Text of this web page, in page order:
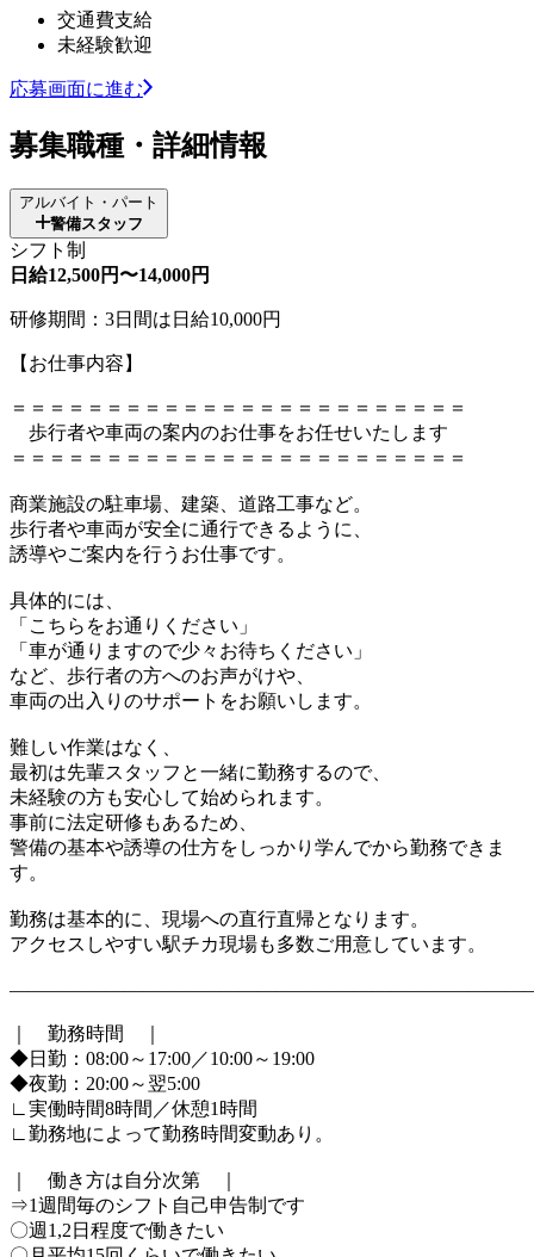
交通費支給
未経験歓迎
応募画面に進む
募集職種・詳細情報
アルバイト・パート
警備スタッフ
シフト制
日給12,500円〜14,000円
研修期間：3日間は日給10,000円
【お仕事内容】
＝＝＝＝＝＝＝＝＝＝＝＝＝＝＝＝＝＝＝＝＝＝＝＝
歩行者や車両の案内のお仕事をお任せいたします
＝＝＝＝＝＝＝＝＝＝＝＝＝＝＝＝＝＝＝＝＝＝＝＝
商業施設の駐車場、建築、道路工事など。
歩行者や車両が安全に通行できるように、
誘導やご案内を行うお仕事です。
具体的には、
「こちらをお通りください」
「車が通りますので少々お待ちください」
など、歩行者の方へのお声がけや、
車両の出入りのサポートをお願いします。
難しい作業はなく、
最初は先輩スタッフと一緒に勤務するので、
未経験の方も安心して始められます。
事前に法定研修もあるため、
警備の基本や誘導の仕方をしっかり学んでから勤務できま
す。
勤務は基本的に、現場への直行直帰となります。
アクセスしやすい駅チカ現場も多数ご用意しています。
｜ 勤務時間 ｜
◆日勤：08:00～17:00／10:00～19:00
◆夜勤：20:00～翌5:00
∟実働時間8時間／休憩1時間
∟勤務地によって勤務時間変動あり。
｜ 働き方は自分次第 ｜
⇒1週間毎のシフト自己申告制です
〇週1,2日程度で働きたい